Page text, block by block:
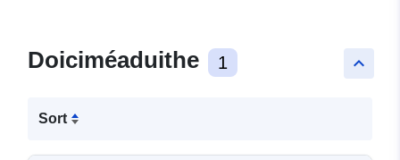
keyboard_arrow_up
Doiciméaduithe 1
Sort